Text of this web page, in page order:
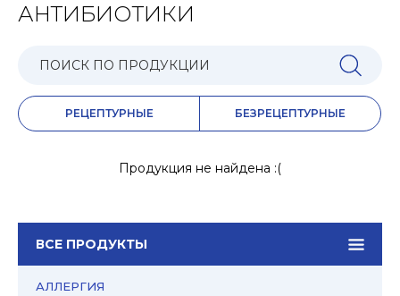
АНТИБИОТИКИ
РЕЦЕПТУРНЫЕ БЕЗРЕЦЕПТУРНЫЕ
ВСЕ ПРОДУКТЫ
АЛЛЕРГИЯ
Продукция не найдена :(